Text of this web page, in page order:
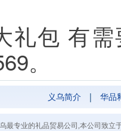
礼包 有
。
义乌简介 | 华品
乌最专业的礼品贸易公司,本公司致